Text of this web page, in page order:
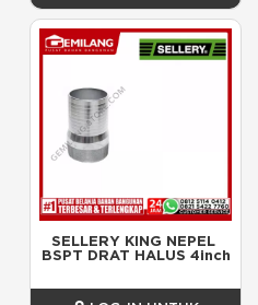
SELLERY KING NEPEL
BSPT DRAT HALUS 4inch